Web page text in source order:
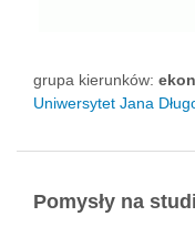
grupa kierunków:
Uniwersytet Jana
Pomysły na